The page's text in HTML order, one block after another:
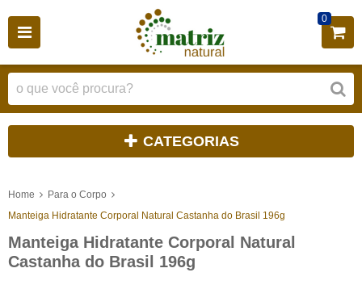
0
CATEGORIAS
Home
Para o Corpo
Manteiga Hidratante Corporal Natural Castanha do Brasil 196g
Manteiga Hidratante Corporal Natural
Castanha do Brasil 196g